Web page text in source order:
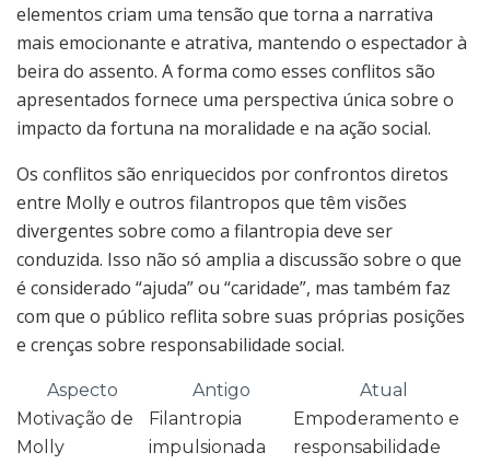
elementos criam uma tensão que torna a narrativa
mais emocionante e atrativa, mantendo o espectador à
beira do assento. A forma como esses conflitos são
apresentados fornece uma perspectiva única sobre o
impacto da fortuna na moralidade e na ação social.
Os conflitos são enriquecidos por confrontos diretos
entre Molly e outros filantropos que têm visões
divergentes sobre como a filantropia deve ser
conduzida. Isso não só amplia a discussão sobre o que
é considerado “ajuda” ou “caridade”, mas também faz
com que o público reflita sobre suas próprias posições
e crenças sobre responsabilidade social.
Aspecto Antigo
Atual
Motivação de
Molly
Filantropia
impulsionada
Empoderamento e
responsabilidade